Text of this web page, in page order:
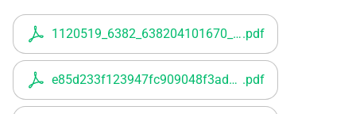
1120519_6382_638204101670_7c85303c-75ac-47c7-8ef3-470906356573_20260128_7c85303c-75ac-47c7-8ef3-4709.pdf
e85d233f123947fc909048f3ad07c908 .pdf